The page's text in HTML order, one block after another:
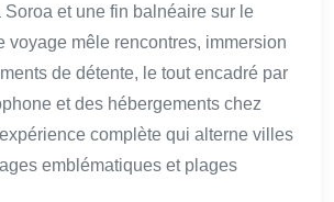
Soroa et une fin balnéaire sur le
voyage mêle rencontres, immersion
de détente, le tout encadré par
et des hébergements chez
expérience complète qui alterne villes
emblématiques et plages